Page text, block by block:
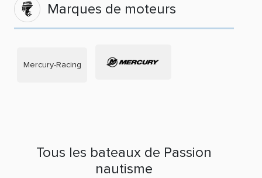
Marques de moteurs
Mercury-Racing
Tous les bateaux de Passion
nautisme